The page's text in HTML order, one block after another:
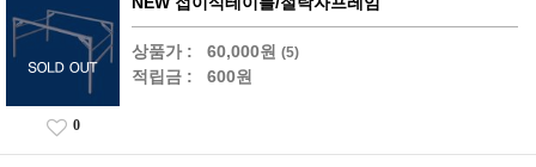
상품가 : 60,000원 (5)
적립금 : 600원
0